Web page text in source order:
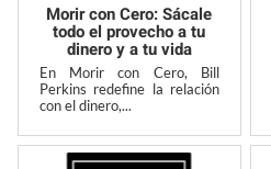
Morir con Cero: Sácale
todo el provecho a tu
dinero y a tu vida
En Morir con Cero, Bill
Perkins redefine la relación
con el dinero,...